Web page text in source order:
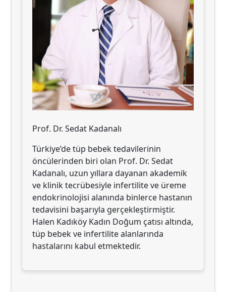
Prof. Dr. Sedat Kadanalı
Türkiye’de tüp bebek tedavilerinin
öncülerinden biri olan Prof. Dr. Sedat
Kadanalı, uzun yıllara dayanan akademik
ve klinik tecrübesiyle infertilite ve üreme
endokrinolojisi alanında binlerce hastanın
tedavisini başarıyla gerçekleştirmiştir.
Halen Kadıköy Kadın Doğum çatısı altında,
tüp bebek ve infertilite alanlarında
hastalarını kabul etmektedir.